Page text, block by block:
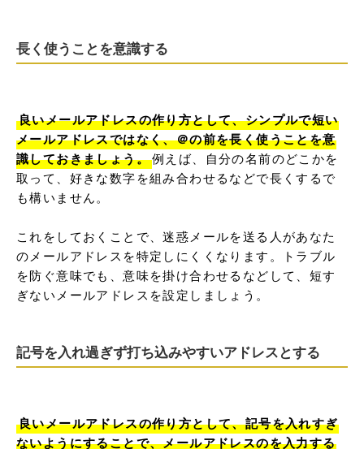
長く使うことを意識する
良いメールアドレスの作り方として、シンプルで短い
メールアドレスではなく、＠の前を長く使うことを意
識しておきましょう。例えば、自分の名前のどこかを
取って、好きな数字を組み合わせるなどで長くするで
も構いません。
これをしておくことで、迷惑メールを送る人があなた
のメールアドレスを特定しにくくなります。トラブル
を防ぐ意味でも、意味を掛け合わせるなどして、短す
ぎないメールアドレスを設定しましょう。
記号を入れ過ぎず打ち込みやすいアドレスとする
良いメールアドレスの作り方として、記号を入れすぎ
ないようにすることで、メールアドレスのを入力する